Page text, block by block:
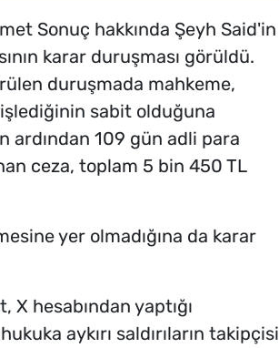
Sonuç hakkında Şeyh Said'in
karar duruşması görüldü.
duruşmada mahkeme,
işlediğinin sabit olduğuna
ardından 109 gün adli para
ceza, toplam 5 bin 450 TL
yer olmadığına da karar
X hesabından yaptığı
aykırı saldırıların takipçisi